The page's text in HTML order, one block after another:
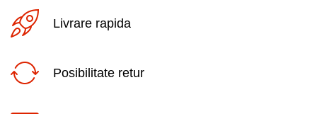
Livrare rapida
Posibilitate retur